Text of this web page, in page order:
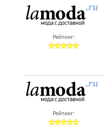
Рейтинг:
Рейтинг: